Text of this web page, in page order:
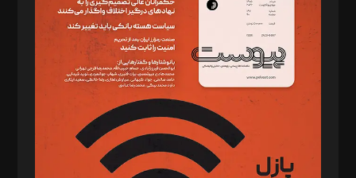
دبیر تحریریه: میثم قاسمی
د‌بیر ناداستان: سمانه سمیع
د‌بیر خدمت و تجارت: ابوالفضل رجبی
د‌بیر حقوق فناوری: حسام‌الدین ایپکچی
د‌بیر پیوست جهان: مینا پاکدل
د‌بیر تحریریه آنلاین: بابک نقاش
تحریریه‌: مجتبی محمود‌ی، آرش برهمند، یسنا امان‌پور، سروش کرمیان،
مصطفی مسجدی آرانی، ابوالفضل رجبی، زهرا فکرانه، فائزه فتحی